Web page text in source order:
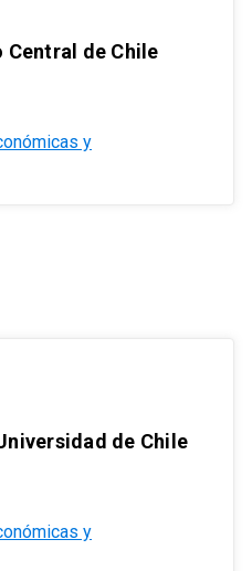
Central de Chile
y
de Chile
y